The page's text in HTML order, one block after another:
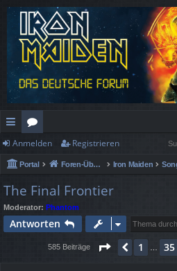
ch
ne
llz
ug
rif
or
en
Anmelden Registrieren
Portal Foren-Übersicht Iron Maiden
The Final Frontier
Moderator: Phantom
Antworten
585 Beiträge Seite 39 von39
Vorherige
1 … 35